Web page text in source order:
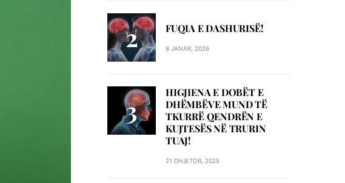
FUQIA E DASHURISË!
8 JANAR, 2026
HIGJIENA E DOBËT E
DHËMBËVE MUND TË
TKURRË QENDRËN E
KUJTESËS NË TRURIN
TUAJ!
21 DHJETOR, 2025